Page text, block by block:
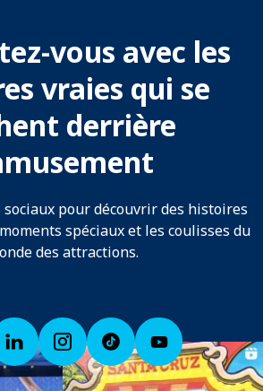
vous avec les
vraies qui se
derrière
sociaux pour découvrir des histoires
spéciaux et les coulisses du
des attractions.